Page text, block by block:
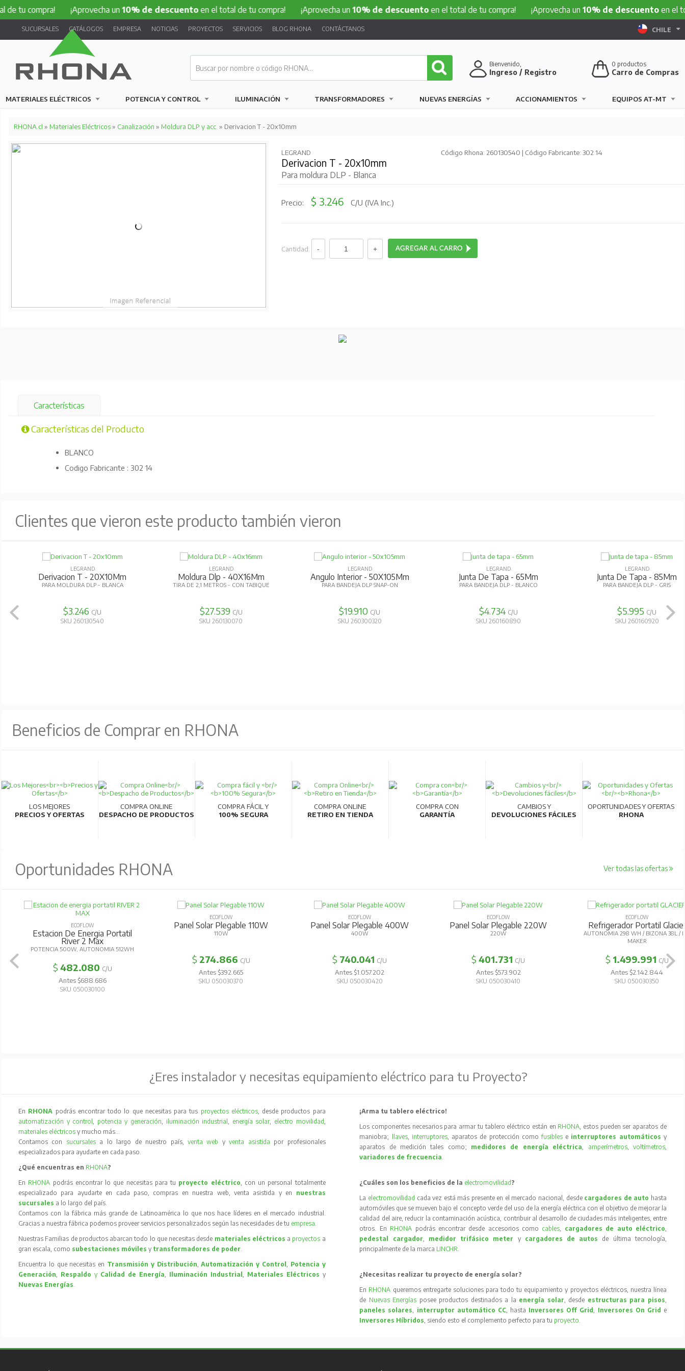
¡Aprovecha un10% de descuentoen el total de tu compra! ¡Aprovecha un10% de descuentoen el total de tu compra! ¡Aprovecha un10% de descuentoen el total de
SUCURSALES CATÁLOGOS EMPRESA NOTICIAS PROYECTOS SERVICIOS BLOG RHONA CONTÁCTANOS CHILE
0 productos
Carro de Compras
Bienvenido,
Ingreso / Registro
MATERIALES ELÉCTRICOS POTENCIA Y CONTROL ILUMINACIÓN TRANSFORMADORES NUEVAS ENERGÍAS ACCIONAMIENTOS EQUIPOS AT-MT
RHONA.cl » Materiales Eléctricos» Canalización » Moldura DLP y acc. » Derivacion T - 20x10mm
LEGRAND Código Rhona: 260130540 | Código Fabricante: 302 14
Derivacion T - 20x10mm
Para moldura DLP - Blanca
Precio: $ 3.246 C/U (IVA Inc.)
Cantidad:
Características
Características del Producto
BLANCO
Codigo Fabricante : 302 14
Clientes que vieron este producto también vieron
LEGRAND
Derivacion T - 20X10Mm
PARA MOLDURA DLP - BLANCA
$3.246 C/U
SKU 260130540
LEGRAND
Moldura Dlp - 40X16Mm
TIRA DE 2,1 METROS - CON TABIQUE
$27.539 C/U
SKU 260130070
LEGRAND
Angulo Interior - 50X105Mm
PARA BANDEJA DLP SNAP-ON
$19.910 C/U
SKU 260300320
LEGRAND
Junta De Tapa - 65Mm
PARA BANDEJA DLP - BLANCO
$4.734 C/U
SKU 260160890
LEGRAND
Junta De Tapa - 85Mm
PARA BANDEJA DLP - GRIS
$5.995 C/U
SKU 260160920
Beneficios de Comprar en RHONA
LOS MEJORES
PRECIOS Y OFERTAS
COMPRA ONLINE
DESPACHO DE PRODUCTOS
COMPRA FÁCIL Y
100% SEGURA
COMPRA ONLINE
RETIRO EN TIENDA
COMPRA CON
GARANTÍA
CAMBIOS Y
DEVOLUCIONES FÁCILES
OPORTUNIDADES Y OFERTAS
RHONA
Oportunidades RHONA Ver todas las ofertas
ECOFLOW
Estacion De Energia Portatil
River 2 Max
POTENCIA 500W, AUTONOMIA 512WH
$ 482.080 C/U
Antes $688.686
SKU 050030100
ECOFLOW
Panel Solar Plegable 110W
110W
$ 274.866 C/U
Antes $392.665
SKU 050030370
ECOFLOW
Panel Solar Plegable 400W
400W
$ 740.041 C/U
Antes $1.057.202
SKU 050030420
ECOFLOW
Panel Solar Plegable 220W
220W
$401.731 C/U
Antes $573.902
SKU 050030410
ECOFLOW
Refrigerador Portatil
AUTONOMIA 298 WH / BIZONA 38L /
MAKER
$ 1.499.991 C/U
Antes $2.142.844
SKU 050030350
¿Eres instalador y necesitas equipamiento eléctrico para tu Proyecto?
En RHONA podrás encontrar todo lo que necesitas para tus proyectos eléctricos, desde productos para
automatización y control, potencia y generación, iluminación industrial, energía solar, electro movilidad,
materiales eléctricos y mucho más…
Contamos con sucursales a lo largo de nuestro país, venta web yventa asistida por profesionales
especializados para ayudarte en cada paso.
¿Qué encuentras en RHONA?
En RHONA podrás encontrar lo que necesitas para tu proyecto eléctrico, con un personal totalmente
especializado para ayudarte en cada paso, compras en nuestra web, venta asistida y en nuestras
sucursales a lo largo del país.
Contamos con la fábrica más grande de Latinoamérica lo que nos hace líderes en el mercado industrial.
Gracias a nuestra fábrica podemos proveer servicios personalizados según las necesidades de tu empresa.
Nuestras Familias de productos abarcan todo lo que necesitas desde materiales eléctricos a proyectos a
gran escala, como subestaciones móvilesy transformadores de poder.
Encuentra lo que necesitas en Transmisión y Distribución,Automatización y Control, Potencia y
Generación, Respaldo y Calidad de Energía, Iluminación Industrial , Materiales Eléctricos y
Nuevas Energías.
¡Arma tu tablero eléctrico!
Los componentes necesarios para armar tu tablero eléctrico están en RHONA, estos pueden ser aparatos de
maniobra;
llaves, interruptores, aparatos de protección comofusibles e interruptores automáticos y
aparatos de medición tales como; medidores de energía eléctrica, amperímetros, voltímetros,
variadores de frecuencia.
¿Cuáles son los beneficios de la electromovilidad ?
La electromovilidad cada vez está más presente en el mercado nacional, desde cargadores de auto hasta
automóviles que se mueven bajo el concepto verde del uso de la energía eléctrica con el objetivo de mejorar la
calidad del aire, reducir la contaminación acústica, contribuir al desarrollo de ciudades más inteligentes, entre
otros. En RHONA podrás encontrar desde accesorios como cables, cargadores de auto eléctrico,
pedestal cargador, medidor trifásico meter y cargadores de autos
de última tecnología,
principalmente de la marca LINCHR.
¿Necesitas realizar tu proyecto de energía solar?
En RHONA queremos entregarte soluciones para todo tu equipamiento y proyectos eléctricos, nuestra línea
de Nuevas Energías posee productos destinados a la energía solar, desde estructuras para pisos,
paneles solares, interruptor automático CC, hasta Inversores Off Grid, Inversores On Grid e
Inversores Híbridos, siendo esto el complemento perfecto para tu proyecto.